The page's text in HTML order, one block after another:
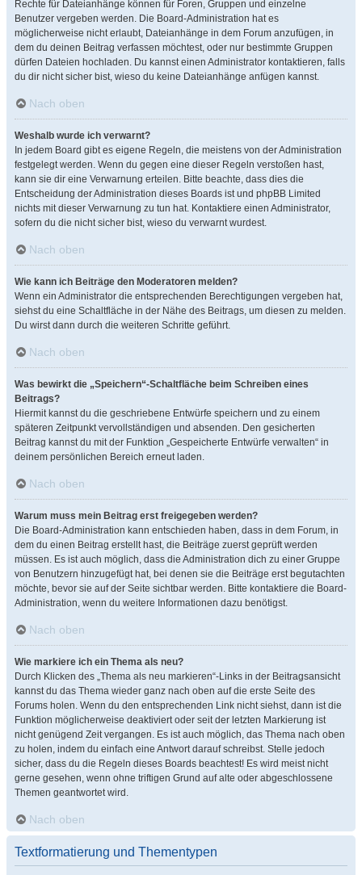
Rechte für Dateianhänge können für Foren, Gruppen und einzelne
Benutzer vergeben werden. Die Board-Administration hat es
möglicherweise nicht erlaubt, Dateianhänge in dem Forum anzufügen, in
dem du deinen Beitrag verfassen möchtest, oder nur bestimmte Gruppen
dürfen Dateien hochladen. Du kannst einen Administrator kontaktieren, falls
du dir nicht sicher bist, wieso du keine Dateianhänge anfügen kannst.
Nach oben
Weshalb wurde ich verwarnt?
In jedem Board gibt es eigene Regeln, die meistens von der Administration
festgelegt werden. Wenn du gegen eine dieser Regeln verstoßen hast,
kann sie dir eine Verwarnung erteilen. Bitte beachte, dass dies die
Entscheidung der Administration dieses Boards ist und phpBB Limited
nichts mit dieser Verwarnung zu tun hat. Kontaktiere einen Administrator,
sofern du die nicht sicher bist, wieso du verwarnt wurdest.
Nach oben
Wie kann ich Beiträge den Moderatoren melden?
Wenn ein Administrator die entsprechenden Berechtigungen vergeben hat,
siehst du eine Schaltfläche in der Nähe des Beitrags, um diesen zu melden.
Du wirst dann durch die weiteren Schritte geführt.
Nach oben
Was bewirkt die „Speichern“-Schaltfläche beim Schreiben eines
Beitrags?
Hiermit kannst du die geschriebene Entwürfe speichern und zu einem
späteren Zeitpunkt vervollständigen und absenden. Den gesicherten
Beitrag kannst du mit der Funktion „Gespeicherte Entwürfe verwalten“ in
deinem persönlichen Bereich erneut laden.
Nach oben
Warum muss mein Beitrag erst freigegeben werden?
Die Board-Administration kann entschieden haben, dass in dem Forum, in
dem du einen Beitrag erstellt hast, die Beiträge zuerst geprüft werden
müssen. Es ist auch möglich, dass die Administration dich zu einer Gruppe
von Benutzern hinzugefügt hat, bei denen sie die Beiträge erst begutachten
möchte, bevor sie auf der Seite sichtbar werden. Bitte kontaktiere die Board-
Administration, wenn du weitere Informationen dazu benötigst.
Nach oben
Wie markiere ich ein Thema als neu?
Durch Klicken des „Thema als neu markieren“-Links in der Beitragsansicht
kannst du das Thema wieder ganz nach oben auf die erste Seite des
Forums holen. Wenn du den entsprechenden Link nicht siehst, dann ist die
Funktion möglicherweise deaktiviert oder seit der letzten Markierung ist
nicht genügend Zeit vergangen. Es ist auch möglich, das Thema nach oben
zu holen, indem du einfach eine Antwort darauf schreibst. Stelle jedoch
sicher, dass du die Regeln dieses Boards beachtest! Es wird meist nicht
gerne gesehen, wenn ohne triftigen Grund auf alte oder abgeschlossene
Themen geantwortet wird.
Nach oben
Textformatierung und Thementypen